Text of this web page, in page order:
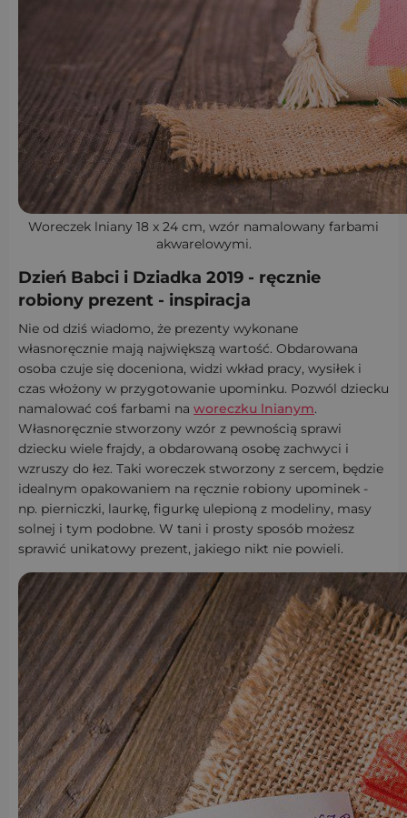
Woreczek lniany 18 x 24 cm, wzór namalowany farbami
akwarelowymi.
Dzień Babci i Dziadka 2019 - ręcznie
robiony prezent - inspiracja
Nie od dziś wiadomo, że prezenty wykonane
własnoręcznie mają największą wartość. Obdarowana
osoba czuje się doceniona, widzi wkład pracy, wysiłek i
czas włożony w przygotowanie upominku. Pozwól dziecku
namalować coś farbami na woreczku lnianym.
Własnoręcznie stworzony wzór z pewnością sprawi
dziecku wiele frajdy, a obdarowaną osobę zachwyci i
wzruszy do łez. Taki woreczek stworzony z sercem, będzie
idealnym opakowaniem na ręcznie robiony upominek -
np. pierniczki, laurkę, figurkę ulepioną z modeliny, masy
solnej i tym podobne. W tani i prosty sposób możesz
sprawić unikatowy prezent, jakiego nikt nie powieli.